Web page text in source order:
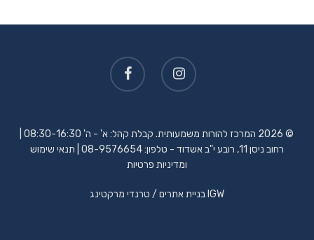
© 2026 המרכז להורות משמעותית. קבלת קהל: א' - ה' 08:30-16:30 |
רחוב ניסן 11, רובע י"ב אשדוד - טלפון:
08-9576654 תנאי שימוש
ומדיניות פרטיות
IGW בניית אתרים / טרנדי מרקטינג